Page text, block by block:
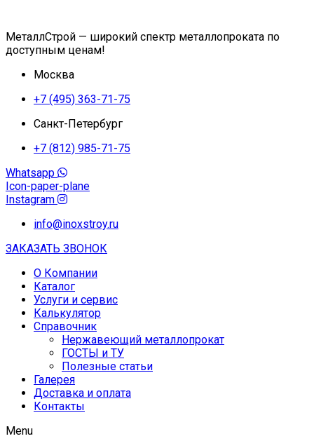
МеталлСтрой — широкий спектр металлопроката по
доступным ценам!
Москва
+7 (495) 363-71-75
Санкт-Петербург
+7 (812) 985-71-75
Whatsapp
Icon-paper-plane
Instagram
info@inoxstroy.ru
ЗАКАЗАТЬ ЗВОНОК
О Компании
Каталог
Услуги и сервис
Калькулятор
Справочник
Нержавеющий металлопрокат
ГОСТЫ и ТУ
Полезные статьи
Галерея
Доставка и оплата
Контакты
Menu